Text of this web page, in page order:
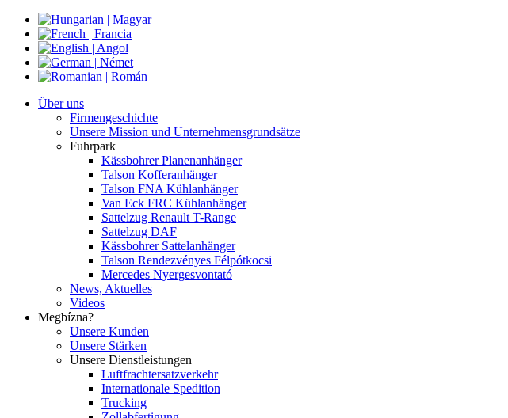
Über uns
Firmengeschichte
Unsere Mission und Unternehmensgrundsätze
Fuhrpark
Kässbohrer Planenanhänger
Talson Kofferanhänger
Talson FNA Kühlanhänger
Van Eck FRC Kühlanhänger
Sattelzug Renault T-Range
Sattelzug DAF
Kässbohrer Sattelanhänger
Talson Rendezvényes Félpótkocsi
Mercedes Nyergesvontató
News, Aktuelles
Videos
Megbízna?
Unsere Kunden
Unsere Stärken
Unsere Dienstleistungen
Luftfrachtersatzverkehr
Internationale Spedition
Trucking